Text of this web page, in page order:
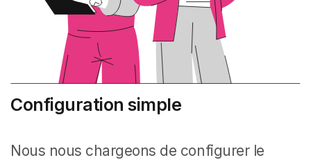
Configuration simple
Nous nous chargeons de configurer le